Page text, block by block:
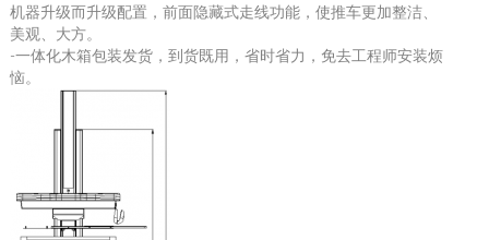
机器升级而升级配置，前面隐藏式走线功能，使推车更加整洁、
美观、大方。
-一体化木箱包装发货，到货既用，省时省力，免去工程师安装烦
恼。